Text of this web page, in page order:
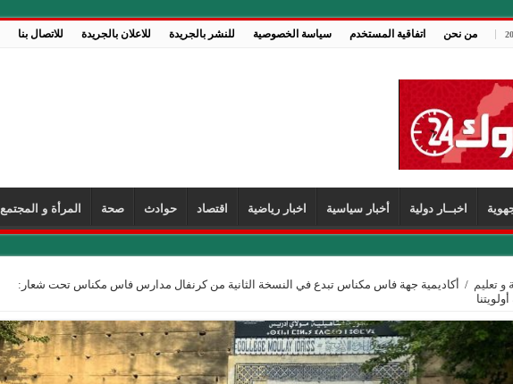
من نحن اتفاقية المستخدم سياسة الخصوصية للنشر بالجريدة للاعلان بالجريدة للاتصال بنا
اخبــار دولية أخبار سياسية اخبار رياضية اقتصاد حوادث صحة المرأة و المجتمع
و تعليم / أكاديمية جهة فاس مكناس تبدع في النسخة الثانية من كرنفال مدارس فاس مكناس تحت شعار: